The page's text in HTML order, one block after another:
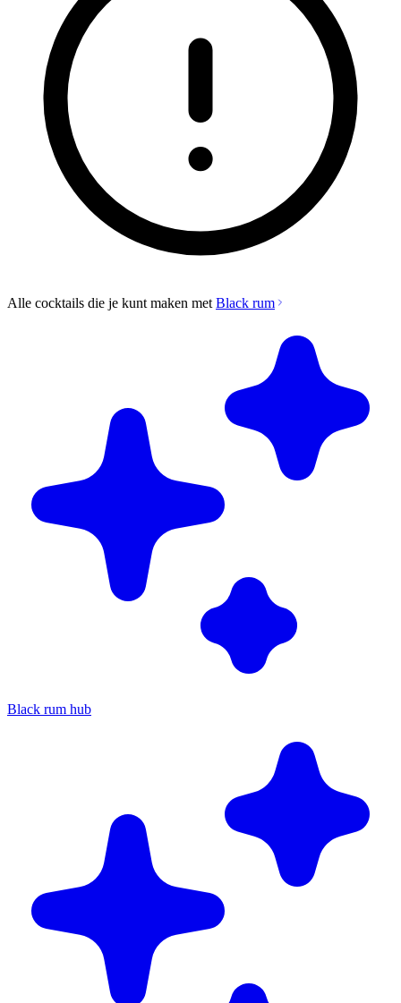
Alle cocktails die je kunt maken met Black rum
Black rum hub